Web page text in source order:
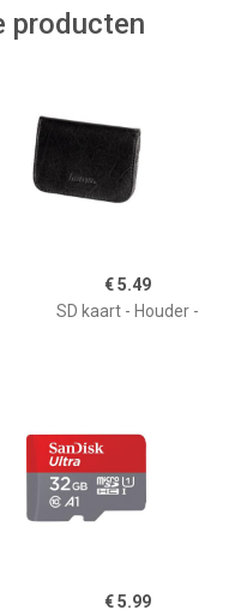
producten
€ 5.49
SD kaart - Houder -
€ 5.99